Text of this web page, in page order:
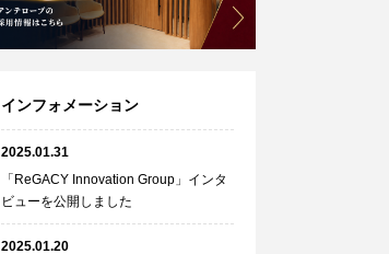
インフォメーション
2025.01.31
「ReGACY Innovation Group」インタ
ビューを公開しました
2025.01.20